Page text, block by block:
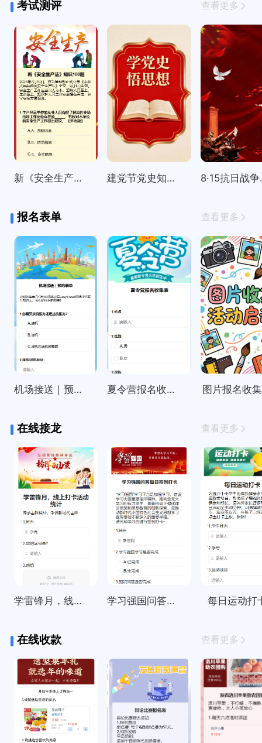
考试测评 查看更多
新《安全生产法》知识100题 建党节党史知识精选100题 8·15
报名表单 查看更多
机场接送｜预约表单 夏令营报名收集表 图片报名收
在线接龙 查看更多
学雷锋月，线上打卡活动统计 学习强国问答每日签到打卡 每日运动打
在线收款 查看更多